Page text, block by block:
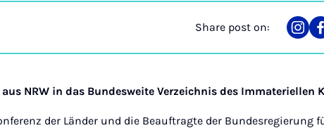
Share post on:
on
NRW in das Bundesweite Verzeichnis des Immateriellen
der Länder und die Beauftragte der Bundesregierung